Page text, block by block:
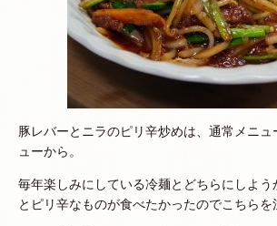
豚レバーとニラのピリ辛炒めは、通常メニュ
ューから。
毎年楽しみにしている冷麺とどちらにしよう
とピリ辛なものが食べたかったのでこちらを